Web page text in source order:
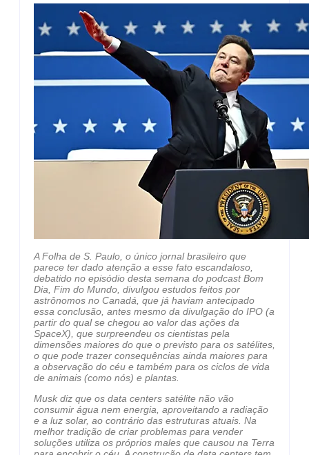
A Folha de S. Paulo, o único jornal brasileiro que
parece ter dado atenção a esse fato escandaloso,
debatido no episódio desta semana do podcast Bom
Dia, Fim do Mundo, divulgou estudos feitos por
astrônomos no Canadá, que já haviam antecipado
essa conclusão, antes mesmo da divulgação do IPO (a
partir do qual se chegou ao valor das ações da
SpaceX), que surpreendeu os cientistas pela
dimensões maiores do que o previsto para os satélites,
o que pode trazer consequências ainda maiores para
a observação do céu e também para os ciclos de vida
de animais (como nós) e plantas.
Musk diz que os data centers satélite não vão
consumir água nem energia, aproveitando a radiação
e a luz solar, ao contrário das estruturas atuais. Na
melhor tradição de criar problemas para vender
soluções utiliza os próprios males que causou na Terra